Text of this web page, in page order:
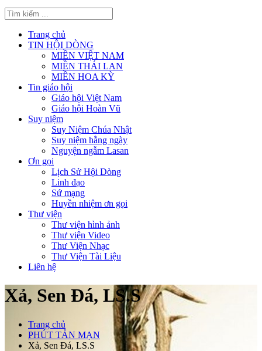
Trang chủ
TIN HỘI DÒNG
MIỀN VIỆT NAM
MIỀN THÁI LAN
MIỀN HOA KỲ
Tin giáo hội
Giáo hội Việt Nam
Giáo hội Hoàn Vũ
Suy niệm
Suy Niệm Chúa Nhật
Suy niệm hằng ngày
Nguyện ngẫm Lasan
Ơn gọi
Lịch Sử Hội Dòng
Linh đạo
Sứ mạng
Huyền nhiệm ơn gọi
Thư viện
Thư viện hình ảnh
Thư viện Video
Thư Viện Nhạc
Thư Viện Tài Liệu
Liên hệ
Xả, Sen Đá, LS.S
Trang chủ
PHÚT TẢN MẠN
Xả, Sen Đá, LS.S